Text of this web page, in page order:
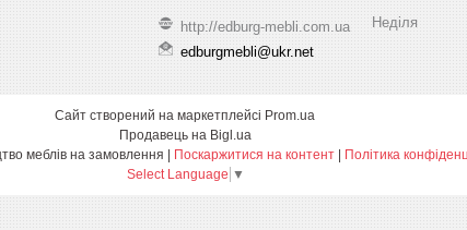
http://edburg-mebli.com.ua
edburgmebli@ukr.net
Неділя
Сайт створений на маркетплейсі Prom.ua
Продавець на Bigl.ua
Едбург-меблі виробництво меблів на замовлення | Поскаржитися на контент | Політика
Select Language ▼